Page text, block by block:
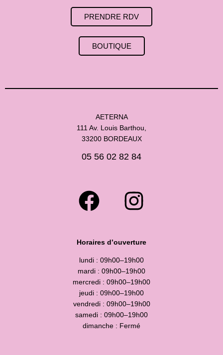
PRENDRE RDV
BOUTIQUE
AETERNA
111 Av. Louis Barthou,
33200 BORDEAUX
05 56 02 82 84
Horaires d’ouverture
lundi : 09h00–19h00
mardi : 09h00–19h00
mercredi : 09h00–19h00
jeudi : 09h00–19h00
vendredi : 09h00–19h00
samedi : 09h00–19h00
dimanche : Fermé